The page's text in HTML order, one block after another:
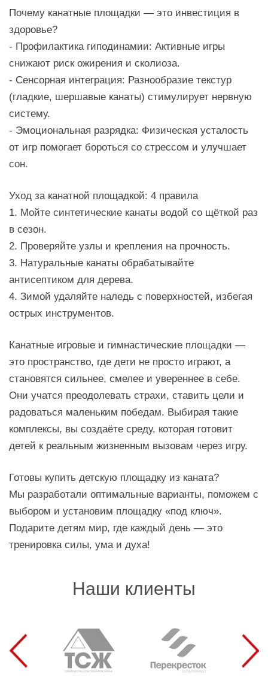
Почему канатные площадки — это инвестиция в
здоровье?
- Профилактика гиподинамии: Активные игры
снижают риск ожирения и сколиоза.
- Сенсорная интеграция: Разнообразие текстур
(гладкие, шершавые канаты) стимулирует нервную
систему.
- Эмоциональная разрядка: Физическая усталость
от игр помогает бороться со стрессом и улучшает
сон.
Уход за канатной площадкой: 4 правила
1. Мойте синтетические канаты водой со щёткой раз
в сезон.
2. Проверяйте узлы и крепления на прочность.
3. Натуральные канаты обрабатывайте
антисептиком для дерева.
4. Зимой удаляйте наледь с поверхностей, избегая
острых инструментов.
Канатные игровые и гимнастические площадки —
это пространство, где дети не просто играют, а
становятся сильнее, смелее и увереннее в себе.
Они учатся преодолевать страхи, ставить цели и
радоваться маленьким победам. Выбирая такие
комплексы, вы создаёте среду, которая готовит
детей к реальным жизненным вызовам через игру.
Готовы купить детскую площадку из каната?
Мы разработали оптимальные варианты, поможем с
выбором и установим площадку «под ключ».
Подарите детям мир, где каждый день — это
тренировка силы, ума и духа!
Наши клиенты